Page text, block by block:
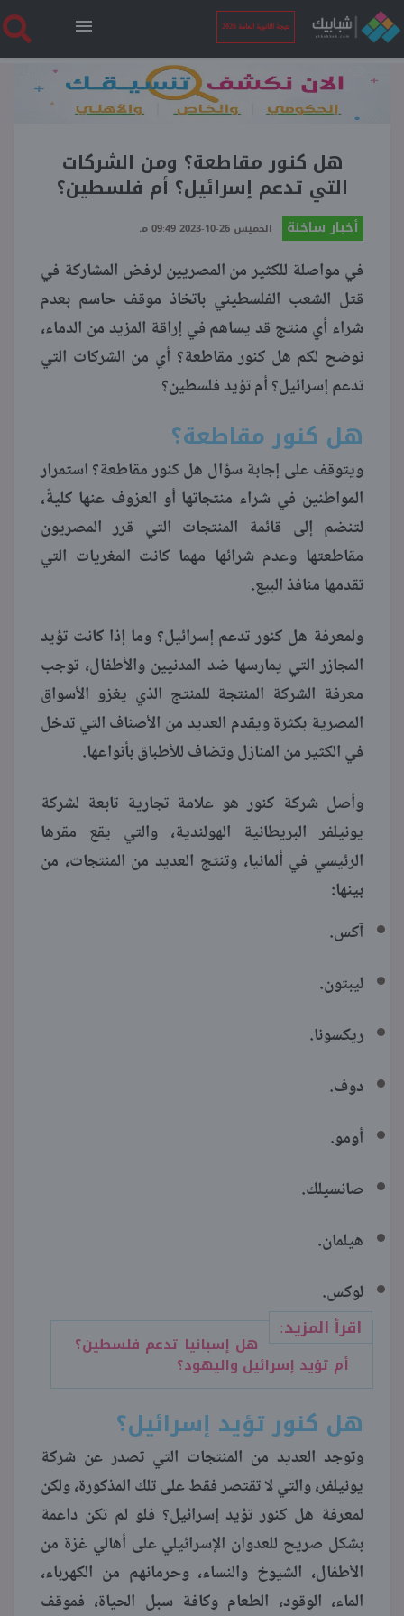
نتيجة الثانوية العامة 2026
الرئيسية
نتيجة الثانوية العامة 2026
فنجان قهوة
بوابة الطلبة
ملفات
منوعات
هل كنور مقاطعة؟ ومن الشركات
التي تدعم إسرائيل؟ أم فلسطين؟
أخبار ساخنة الخميس 26-10-2023 09:49 مـ
في مواصلة للكثير من المصريين لرفض المشاركة في
قتل الشعب الفلسطيني باتخاذ موقف حاسم بعدم
شراء أي منتج قد يساهم في إراقة المزيد من الدماء،
نوضح لكم هل كنور مقاطعة؟ أي من الشركات التي
تدعم إسرائيل؟ أم تؤيد فلسطين؟
هل كنور مقاطعة؟
ويتوقف على إجابة سؤال هل كنور مقاطعة؟ استمرار
المواطنين في شراء منتجاتها أو العزوف عنها كليةً،
لتنضم إلى قائمة المنتجات التي قرر المصريون
مقاطعتها وعدم شرائها مهما كانت المغريات التي
تقدمها منافذ البيع.
ولمعرفة هل كنور تدعم إسرائيل؟ وما إذا كانت تؤيد
المجازر التي يمارسها ضد المدنيين والأطفال، توجب
معرفة الشركة المنتجة للمنتج الذي يغزو الأسواق
المصرية بكثرة ويقدم العديد من الأصناف التي تدخل
في الكثير من المنازل وتضاف للأطباق بأنواعها.
وأصل شركة كنور هو علامة تجارية تابعة لشركة
يونيلفر البريطانية الهولندية، والتي يقع مقرها
الرئيسي في ألمانيا، وتنتج العديد من المنتجات، من
بينها:
آكس.
ليبتون.
ريكسونا.
دوف.
أومو.
صانسيلك.
هيلمان.
لوكس.
اقرأ المزيد:
هل إسبانيا تدعم فلسطين؟
أم تؤيد إسرائيل واليهود؟
هل كنور تؤيد إسرائيل؟
وتوجد العديد من المنتجات التي تصدر عن شركة
يونيلفر، والتي لا تقتصر فقط على تلك المذكورة، ولكن
لمعرفة هل كنور تؤيد إسرائيل؟ فلو لم تكن داعمة
بشكل صريح للعدوان الإسرائيلي على أهالي غزة من
الأطفال، الشيوخ والنساء، وحرمانهم من الكهرباء،
الماء، الوقود، الطعام وكافة سبل الحياة، فموقف